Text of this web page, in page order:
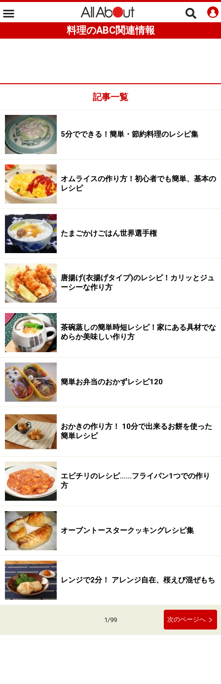
料理のABC関連情報
記事一覧
5分でできる！簡単・節約料理のレシピ集
オムライスの作り方！初心者でも簡単、基本の
レシピ
たまごかけごはん世界選手権
唐揚げ(衣揚げタイプ)のレシピ！カリッとジュ
ーシーな作り方
茶碗蒸しの簡単時短レシピ！家にある具材でな
めらか美味しい作り方
簡単お弁当のおかずレシピ120
おかきの作り方！ 10分で出来るお餅を使った
簡単レシピ
エビチリのレシピ……フライパン1つでの作り
方
オーブントースタークッキングレシピ集
レンジで2分！ アレンジ自在、桜えび混ぜもち
1/99 次のページへ